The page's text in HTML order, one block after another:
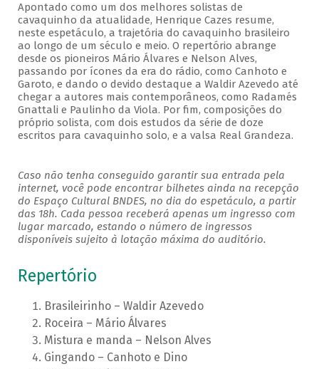
Apontado como um dos melhores solistas de
cavaquinho da atualidade, Henrique Cazes resume,
neste espetáculo, a trajetória do cavaquinho brasileiro
ao longo de um século e meio. O repertório abrange
desde os pioneiros Mário Álvares e Nelson Alves,
passando por ícones da era do rádio, como Canhoto e
Garoto, e dando o devido destaque a Waldir Azevedo até
chegar a autores mais contemporâneos, como Radamés
Gnattali e Paulinho da Viola. Por fim, composições do
próprio solista, com dois estudos da série de doze
escritos para cavaquinho solo, e a valsa Real Grandeza.
Caso não tenha conseguido garantir sua entrada pela
internet, você pode encontrar bilhetes ainda na recepção
do Espaço Cultural BNDES, no dia do espetáculo, a partir
das 18h. Cada pessoa receberá apenas um ingresso com
lugar marcado, estando o número de ingressos
disponíveis sujeito à lotação máxima do auditório.
Repertório
Brasileirinho – Waldir Azevedo
Roceira – Mário Álvares
Mistura e manda – Nelson Alves
Gingando – Canhoto e Dino